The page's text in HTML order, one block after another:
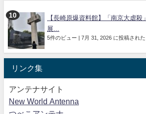
【長崎原爆資料館】「南京大虐殺
展...
5件のビュー | 7月 31, 2026 に投稿された
リンク集
アンテナサイト
New World Antenna